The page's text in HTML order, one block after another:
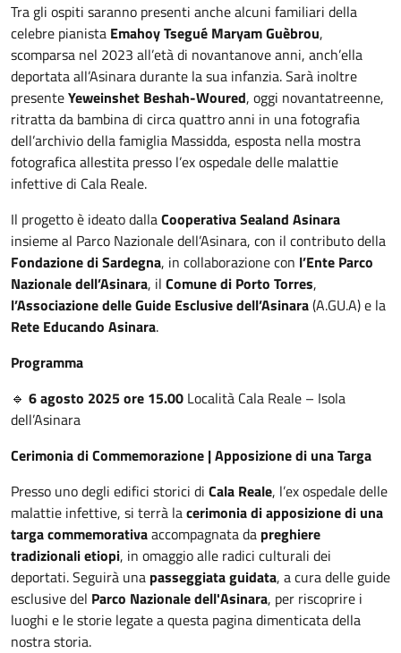
Tra gli ospiti saranno presenti anche alcuni familiari della
celebre pianista Emahoy Tsegué Maryam Guèbrou,
scomparsa nel 2023 all’età di novantanove anni, anch’ella
deportata all’Asinara durante la sua infanzia. Sarà inoltre
presenteYeweinshet Beshah-Woured, oggi novantatreenne,
ritratta da bambina di circa quattro anni in una fotografia
dell’archivio della famiglia Massidda, esposta nella mostra
fotografica allestita presso l’ex ospedale delle malattie
infettive di Cala Reale.
Il progetto è ideato dallaCooperativa Sealand Asinara
insieme al Parco Nazionale dell’Asinara, con il contributo della
Fondazione di Sardegna, in collaborazione con l’Ente Parco
Nazionale dell’Asinara, il Comune di Porto Torres,
l’Associazione delle Guide Esclusive dell’Asinara(A.GU.A) e la
Rete Educando Asinara.
Programma
🔹 6 agosto 2025 ore 15.00 Località Cala Reale – Isola
dell’Asinara
Cerimonia di Commemorazione | Apposizione di una Targa
Presso uno degli edifici storici di Cala Reale, l’ex ospedale delle
malattie infettive, si terrà lacerimonia di apposizione di una
targa commemorativaaccompagnata da preghiere
tradizionali etiopi, in omaggio alle radici culturali dei
deportati. Seguirà una passeggiata guidata, a cura delle guide
esclusive del Parco Nazionale dell'Asinara, per riscoprire i
luoghi e le storie legate a questa pagina dimenticata della
nostra storia.